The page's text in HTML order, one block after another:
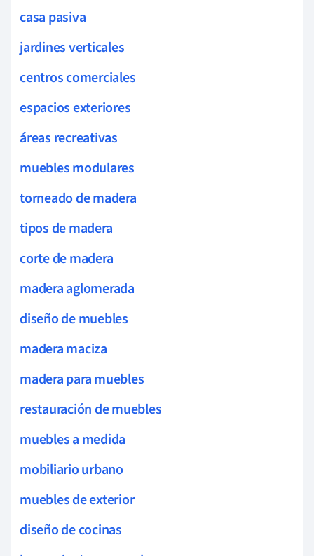
casa pasiva
jardines verticales
centros comerciales
espacios exteriores
áreas recreativas
muebles modulares
torneado de madera
tipos de madera
corte de madera
madera aglomerada
diseño de muebles
madera maciza
madera para muebles
restauración de muebles
muebles a medida
mobiliario urbano
muebles de exterior
diseño de cocinas